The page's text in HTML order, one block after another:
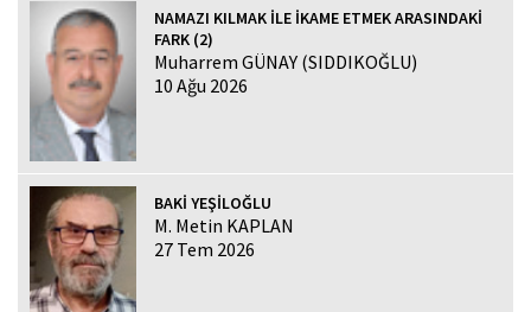
NAMAZI KILMAK İLE İKAME ETMEK ARASINDAKİ
FARK (2)
Muharrem GÜNAY (SIDDIKOĞLU)
10 Ağu 2026
BAKİ YEŞİLOĞLU
M. Metin KAPLAN
27 Tem 2026